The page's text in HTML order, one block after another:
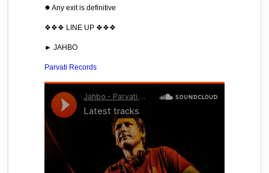
✸ Any exit is definitive
❖❖❖ LINE UP ❖❖❖
► JAHBO
Parvati Records